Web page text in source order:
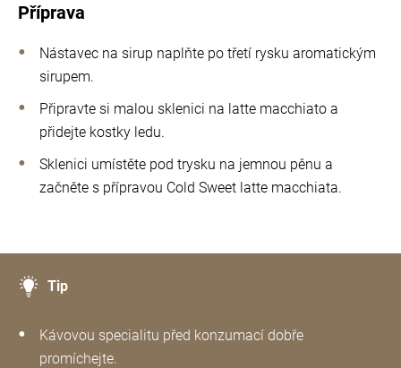
Příprava
Nástavec na sirup naplňte po třetí rysku aromatickým
sirupem.
Připravte si malou sklenici na latte macchiato a
přidejte kostky ledu.
Sklenici umístěte pod trysku na jemnou pěnu a
začněte s přípravou Cold Sweet latte macchiata.
Tip
Kávovou specialitu před konzumací dobře
promíchejte.